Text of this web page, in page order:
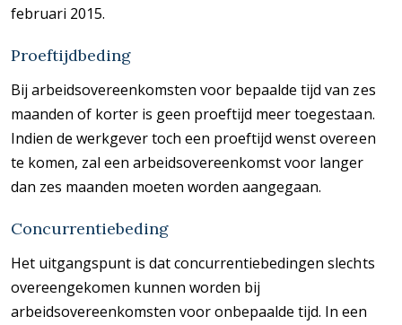
februari 2015.
Proeftijdbeding
Bij arbeidsovereenkomsten voor bepaalde tijd van zes
maanden of korter is geen proeftijd meer toegestaan.
Indien de werkgever toch een proeftijd wenst overeen
te komen, zal een arbeidsovereenkomst voor langer
dan zes maanden moeten worden aangegaan.
Concurrentiebeding
Het uitgangspunt is dat concurrentiebedingen slechts
overeengekomen kunnen worden bij
arbeidsovereenkomsten voor onbepaalde tijd. In een